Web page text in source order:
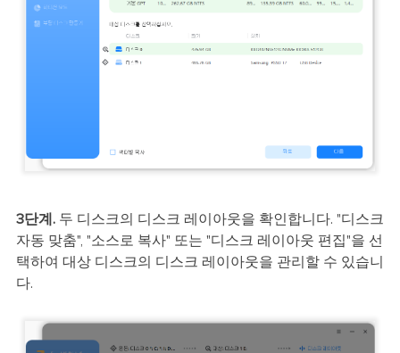
3단계.두 디스크의 디스크 레이아웃을 확인합니다. "디스크
자동 맞춤", "소스로 복사" 또는 "디스크 레이아웃 편집"을 선
택하여 대상 디스크의 디스크 레이아웃을 관리할 수 있습니
다.